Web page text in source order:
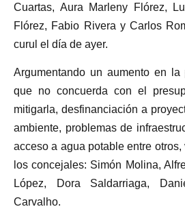
Cuartas, Aura Marleny Flórez,
Flórez, Fabio Rivera y Carlos
curul el día de ayer.
Argumentando un aumento en
que no concuerda con el
mitigarla, desfinanciación a
ambiente, problemas de
acceso a agua potable entre
los concejales: Simón Molina,
López, Dora Saldarriaga,
Carvalho.